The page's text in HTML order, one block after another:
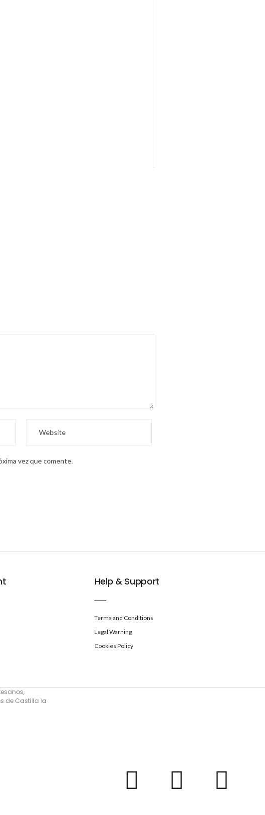
vez que comente.
Help & Support
Terms and Conditions
Legal Warning
Cookies Policy
de Castilla la